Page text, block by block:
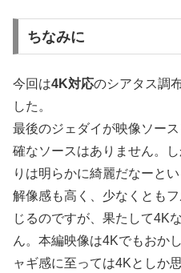
ちなみに
今回は4K対応のシアタス調
した。
最後のジェダイが映像ソー
確なソースはありません。
りは明らかに綺麗だなーと
解像感も高く、少なくとも
じるのですが、果たして4K
ん。本編映像は4Kでもおか
ャギ感に至っては4Kとしか